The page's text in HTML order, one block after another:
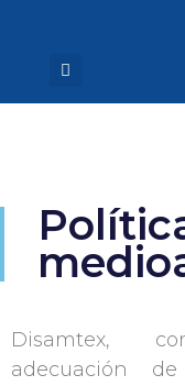
Disamtex,
adecuación